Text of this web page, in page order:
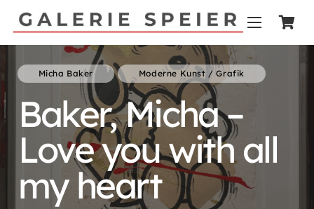
Micha Baker Moderne Kunst / Grafik
Baker, Micha –
Love you with all
my heart